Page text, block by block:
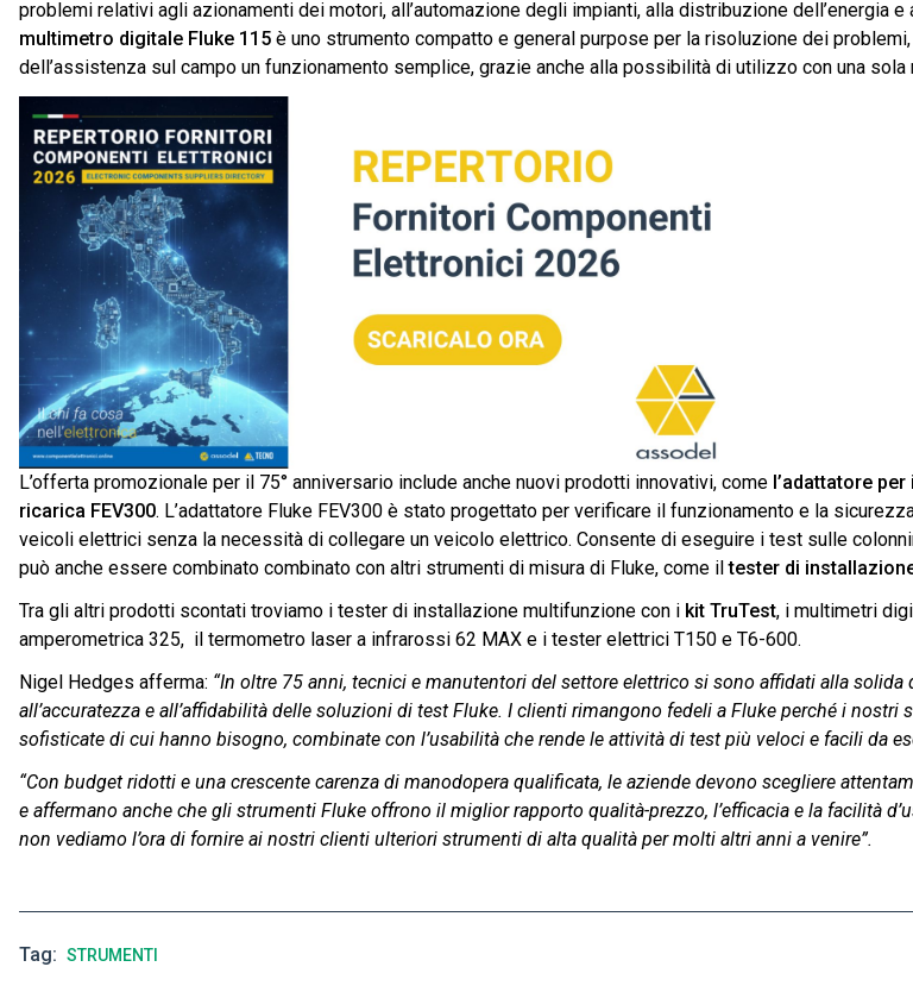
problemi relativi agli azionamenti dei motori, all’automazione degli impianti, alla distribuzione dell’energia
multimetro digitale Fluke 115 è uno strumento compatto e general purpose per la risoluzione dei
dell’assistenza sul campo un funzionamento semplice, grazie anche alla possibilità di utilizzo con una sola
L’offerta promozionale per il 75° anniversario include anche nuovi prodotti innovativi, come l’adattatore
ricarica FEV300. L’adattatore Fluke FEV300 è stato progettato per verificare il funzionamento e la
veicoli elettrici senza la necessità di collegare un veicolo elettrico. Consente di eseguire i test sulle
può anche essere combinato combinato con altri strumenti di misura di Fluke, come iltester di
Tra gli altri prodotti scontati troviamo i tester di installazione multifunzione con i kit TruTest, i multimetri
amperometrica 325, il termometro laser a infrarossi 62 MAX e i tester elettrici T150 e T6-600.
Nigel Hedges afferma: “In oltre 75 anni, tecnici e manutentori del settore elettrico si sono affidati alla solida
all’accuratezza e all’affidabilità delle soluzioni di test Fluke. I clienti rimangono fedeli a Fluke perché i
sofisticate di cui hanno bisogno, combinate con l’usabilità che rende le attività di test più veloci e facili da
“Con budget ridotti e una crescente carenza di manodopera qualificata, le aziende devono scegliere
e affermano anche che gli strumenti Fluke offrono il miglior rapporto qualità-prezzo, l’efficacia e la facilità
non vediamo l’ora di fornire ai nostri clienti ulteriori strumenti di alta qualità per molti altri anni a venire”.
Tag STRUMENTI